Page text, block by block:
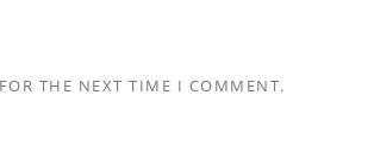
THE NEXT TIME I COMMENT.